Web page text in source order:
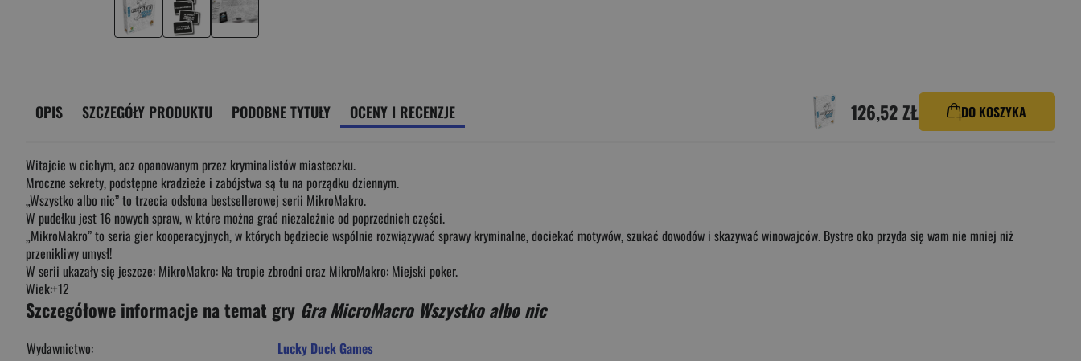
OPIS SZCZEGÓŁY PRODUKTU PODOBNE TYTUŁY OCENY I RECENZJE 126,52 ZŁ DO KOSZYKA
Witajcie w cichym, acz opanowanym przez kryminalistów miasteczku.
Mroczne sekrety, podstępne kradzieże i zabójstwa są tu na porządku dziennym.
„Wszystko albo nic” to trzecia odsłona bestsellerowej serii MikroMakro.
W pudełku jest 16 nowych spraw, w które można grać niezależnie od poprzednich części.
„MikroMakro” to seria gier kooperacyjnych, w których będziecie wspólnie rozwiązywać sprawy kryminalne, dociekać motywów, szukać dowodów i skazywać winowajców. Bystre oko przyda się wam nie mniej niż
przenikliwy umysł!
W serii ukazały się jeszcze: MikroMakro: Na tropie zbrodni oraz MikroMakro: Miejski poker.
Wiek:+12
Szczegółowe informacje na temat gry Gra MicroMacro Wszystko albo nic
Wydawnictwo: Lucky Duck Games